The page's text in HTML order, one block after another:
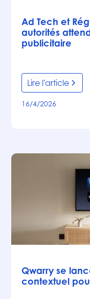
Ad Tech et
autorités
publicitaire
Lire l'article
16/4/2026
Qwarry se
contextuel